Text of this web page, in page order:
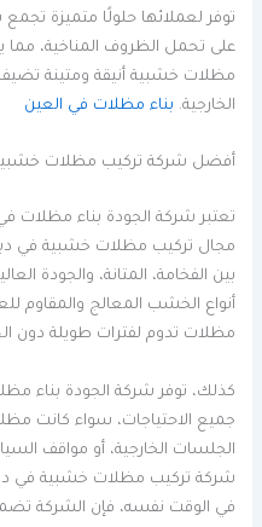
توفر لعملائها حلولًا متميزة
على تحمل الظروف المناخية، مما
مظلات خشبية أنيقة ومتينة
الخارجية. بناء مظلات في العين
أفضل شركة تركيب مظلات
تعتبر شركة الجودة بناء مظلات
مجال تركيب مظلات خشبية في
بين الفخامة، المتانة، والجودة
أنواع الخشب المعالج والمقاوم
مظلات تدوم لفترات طويلة دون
كذلك، توفر شركة الجودة بناء
جميع الاحتياجات، سواء كانت
الجلسات الخارجية، أو مواقف
شركة تركيب مظلات خشبية في
في الوقت نفسه، فإن الشركة